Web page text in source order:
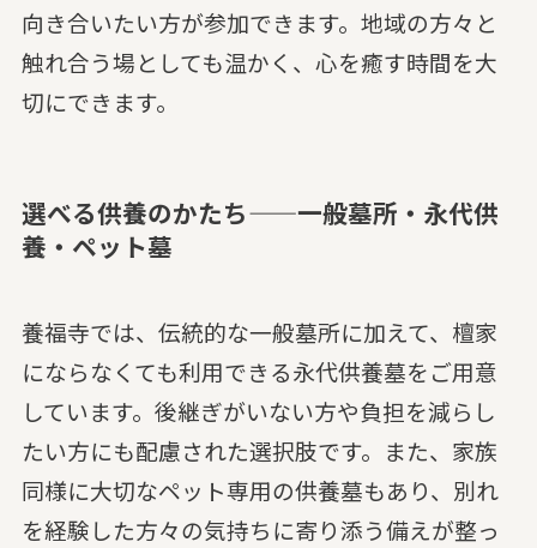
向き合いたい方が参加できます。地域の方々と
触れ合う場としても温かく、心を癒す時間を大
切にできます。
選べる供養のかたち——一般墓所・永代供
養・ペット墓
養福寺では、伝統的な一般墓所に加えて、檀家
にならなくても利用できる永代供養墓をご用意
しています。後継ぎがいない方や負担を減らし
たい方にも配慮された選択肢です。また、家族
同様に大切なペット専用の供養墓もあり、別れ
を経験した方々の気持ちに寄り添う備えが整っ